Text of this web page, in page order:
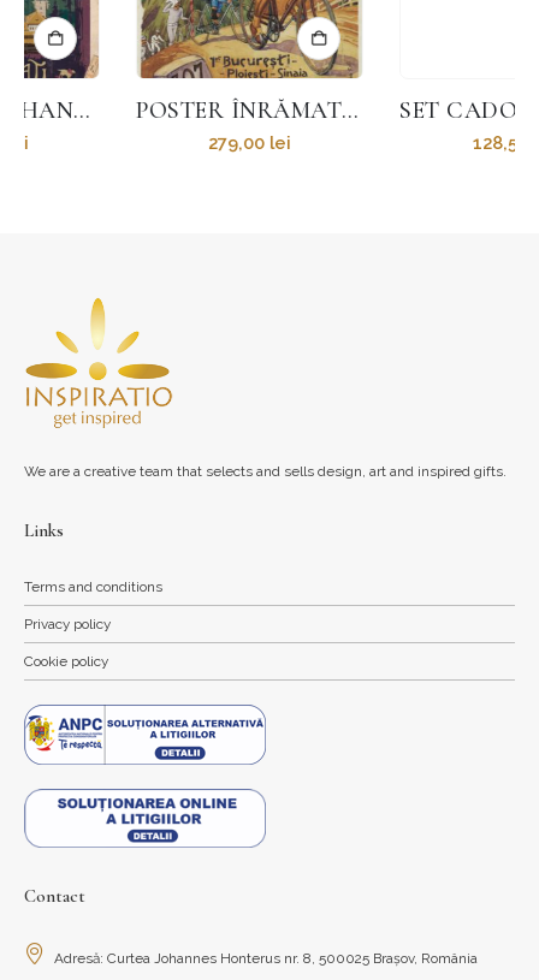
POSTER ÎNRĂMAT CIRCUITUL MUNTENIEI SET CADOU “NOSTALGIA” CU TRANDAFIR DIN LEMN BALSA ȘI PANĂ DE SCRIS
We are a creative team that selects and sells design, art and inspired gifts.
Links
Terms and conditions
Privacy policy
Cookie policy
Contact
Adresă: Curtea Johannes Honterus nr. 8, 500025 Brașov, România